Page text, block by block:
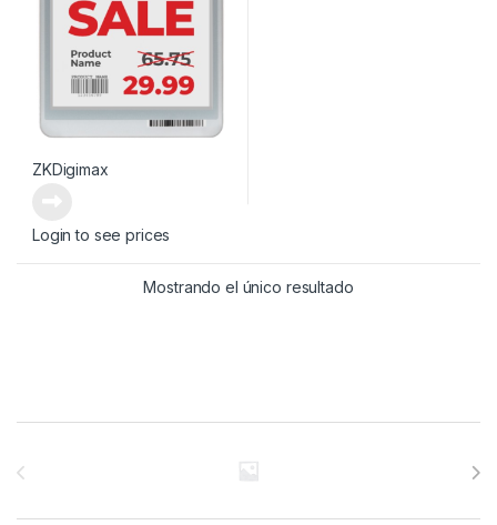
ZKDigimax
Login to see prices
Mostrando el único resultado